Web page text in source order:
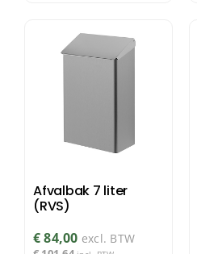
Afvalbak 7 liter
(RVS)
€84,00 excl. BTW